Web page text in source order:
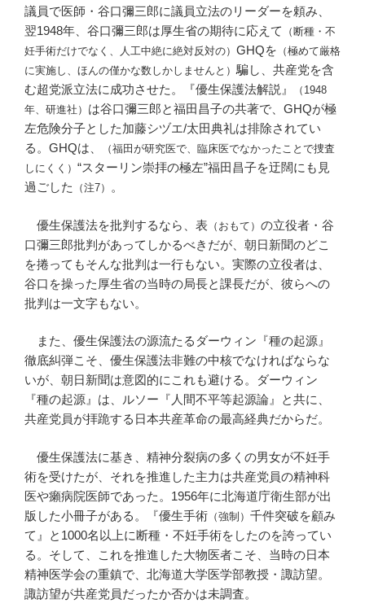
議員で医師・谷口彌三郎に議員立法のリーダーを頼み、
翌1948年、谷口彌三郎は厚生省の期待に応えて
（断種・不
妊手術だけでなく、人工中絶に絶対反対の） GHQを （極めて厳格
に実施し、ほんの僅かな数しかしませんと）騙し、共産党を含
む超党派立法に成功させた。『優生保護法解説』
（1948
年、研進社） は谷口彌三郎と福田昌子の共著で、GHQが極
左危険分子とした加藤シヅエ/太田典礼は排除されてい
る。GHQは、
（福田が研究医で、臨床医でなかったことで捜査
しにくく） “スターリン崇拝の極左”福田昌子を迂闊にも見
過ごした
（注7） 。
優生保護法を批判するなら、表 （おもて） の立役者・谷
口彌三郎批判があってしかるべきだが、朝日新聞のどこ
を捲ってもそんな批判は一行もない。実際の立役者は、
谷口を操った厚生省の当時の局長と課長だが、彼らへの
批判は一文字もない。
また、優生保護法の源流たるダーウィン『種の起源』
徹底糾弾こそ、優生保護法非難の中核でなければならな
いが、朝日新聞は意図的にこれも避ける。ダーウィン
『種の起源』は、ルソー『人間不平等起源論』と共に、
共産党員が拝跪する日本共産革命の最高経典だからだ。
優生保護法に基き、精神分裂病の多くの男女が不妊手
術を受けたが、それを推進した主力は共産党員の精神科
医や癩病院医師であった。1956年に北海道庁衛生部が出
版した小冊子がある。『優生手術 （強制） 千件突破を顧み
て』と1000名以上に断種・不妊手術をしたのを誇ってい
る。そして、これを推進した大物医者こそ、当時の日本
精神医学会の重鎮で、北海道大学医学部教授・諏訪望。
諏訪望が共産党員だったか否かは未調査。